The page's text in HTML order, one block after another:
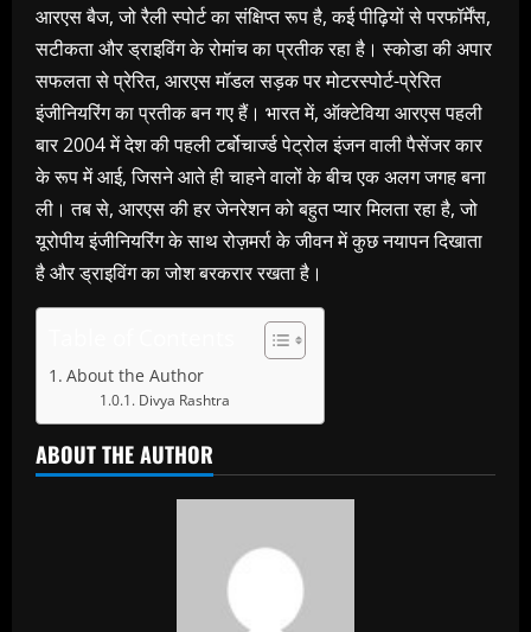
आरएस बैज, जो रैली स्पोर्ट का संक्षिप्त रूप है, कई पीढ़ियों से परफॉर्मेंस,
सटीकता और ड्राइविंग के रोमांच का प्रतीक रहा है। स्कोडा की अपार
सफलता से प्रेरित, आरएस मॉडल सड़क पर मोटरस्पोर्ट-प्रेरित
इंजीनियरिंग का प्रतीक बन गए हैं। भारत में, ऑक्टेविया आरएस पहली
बार 2004 में देश की पहली टर्बोचार्ज्ड पेट्रोल इंजन वाली पैसेंजर कार
के रूप में आई, जिसने आते ही चाहने वालों के बीच एक अलग जगह बना
ली। तब से, आरएस की हर जेनरेशन को बहुत प्यार मिलता रहा है, जो
यूरोपीय इंजीनियरिंग के साथ रोज़मर्रा के जीवन में कुछ नयापन दिखाता
है और ड्राइविंग का जोश बरकरार रखता है।
About the Author
Divya Rashtra
ABOUT THE AUTHOR